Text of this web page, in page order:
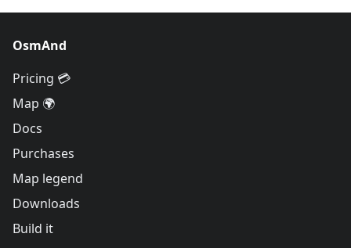
OsmAnd
Pricing 💳
Map 🌍
Docs
Purchases
Map legend
Downloads
Build it